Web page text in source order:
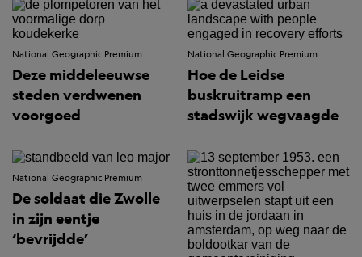
National Geographic Premium
Deze middeleeuwse
steden verdwenen
voorgoed
National Geographic Premium
Hoe de Leidse
buskruitramp een
stadswijk wegvaagde
National Geographic Premium
De soldaat die Zwolle
in zijn eentje
‘bevrijdde’